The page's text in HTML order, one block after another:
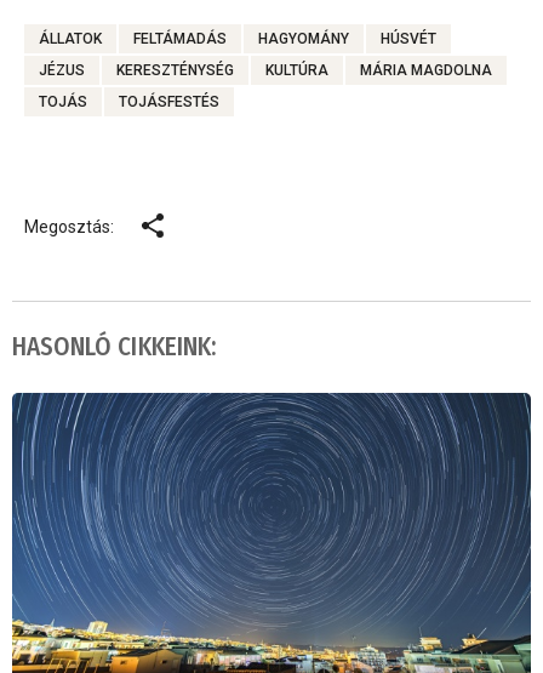
ÁLLATOK FELTÁMADÁS HAGYOMÁNY
HÚSVÉT
JÉZUS
KERESZTÉNYSÉG KULTÚRA
MÁRIA MAGDOLNA
TOJÁS
TOJÁSFESTÉS
Megosztás:
HASONLÓ CIKKEINK: